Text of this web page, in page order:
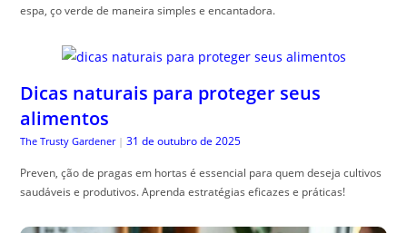
espa, ço verde de maneira simples e encantadora.
Dicas naturais para proteger seus
alimentos
The Trusty Gardener | 31 de outubro de 2025
Preven, ção de pragas em hortas é essencial para quem deseja cultivos
saudáveis e produtivos. Aprenda estratégias eficazes e práticas!